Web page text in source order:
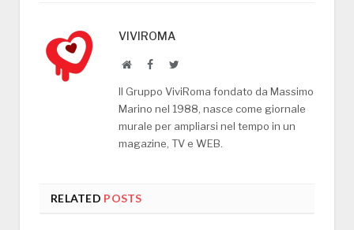
VIVIROMA
WebsiteFacebookTwitter
Il Gruppo ViviRoma fondato da Massimo
Marino nel 1988, nasce come giornale
murale per ampliarsi nel tempo in un
magazine, TV e WEB.
RELATED POSTS